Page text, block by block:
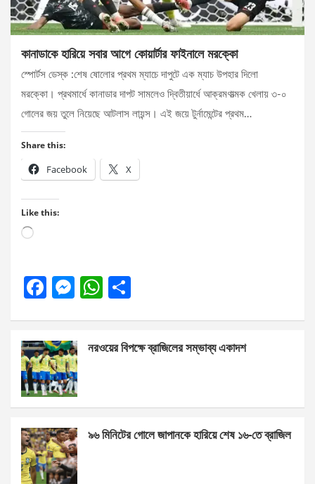
কানাডাকে হারিয়ে সবার আগে কোয়ার্টার ফাইনালে মরক্কো
স্পোর্টস ডেস্ক :শেষ ষোলোর প্রথম ম্যাচে দাপুটে এক ম্যাচ উপহার দিলো
মরক্কো। প্রথমার্ধে কানাডার দাপট সামলেও দ্বিতীয়ার্ধে আক্রমণাত্মক খেলায় ৩-০
গোলের জয় তুলে নিয়েছে আটলাস লায়ন্স। এই জয়ে টুর্নামেন্টের প্রথম…
Share this:
Facebook X
Like this:
Loading…
F
b
o
o
k
M
n
g
er
W
s
p
e
নরওয়ের বিপক্ষে ব্রাজিলের সম্ভাব্য একাদশ
৯৬ মিনিটের গোলে জাপানকে হারিয়ে শেষ ১৬-তে ব্রাজিল